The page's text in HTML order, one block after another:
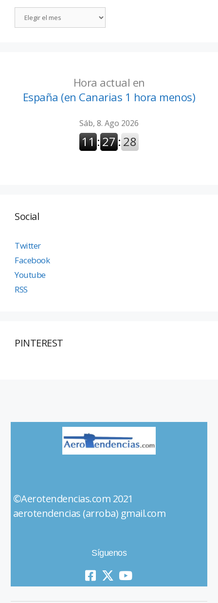
Hora actual en
España (en Canarias 1 hora menos)
Social
Twitter
Facebook
Youtube
RSS
PINTEREST
©Aerotendencias.com 2021
aerotendencias (arroba) gmail.com
Síguenos